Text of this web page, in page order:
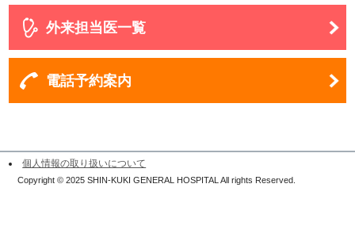
外来担当医一覧
電話予約案内
個人情報の取り扱いについて
Copyright © 2025 SHIN-KUKI GENERAL HOSPITAL All rights Reserved.